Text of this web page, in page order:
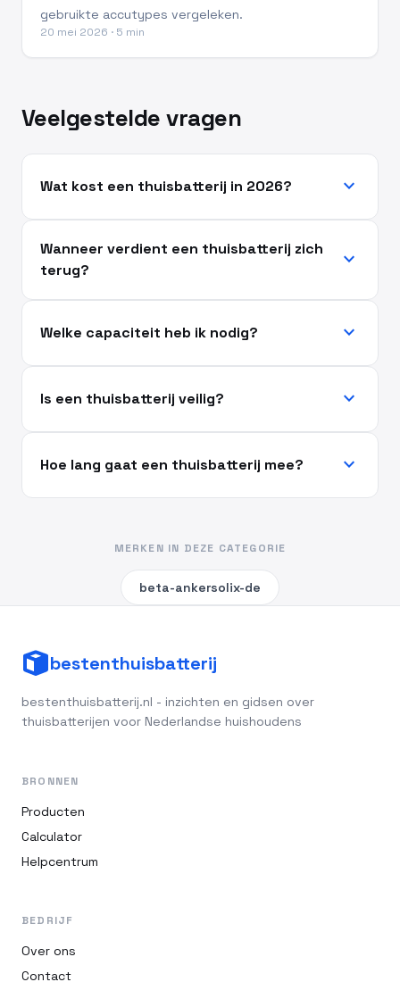
gebruikte accutypes vergeleken.
20 mei 2026 · 5 min
Veelgestelde vragen
Wat kost een thuisbatterij in 2026? expand_more
Wanneer verdient een thuisbatterij zich
terug?
expand_more
Welke capaciteit heb ik nodig? expand_more
Is een thuisbatterij veilig? expand_more
Hoe lang gaat een thuisbatterij mee? expand_more
MERKEN IN DEZE CATEGORIE
beta-ankersolix-de
bestenthuisbatterij
bestenthuisbatterij.nl - inzichten en gidsen over
thuisbatterijen voor Nederlandse huishoudens
BRONNEN
Producten
Calculator
Helpcentrum
BEDRIJF
Over ons
Contact